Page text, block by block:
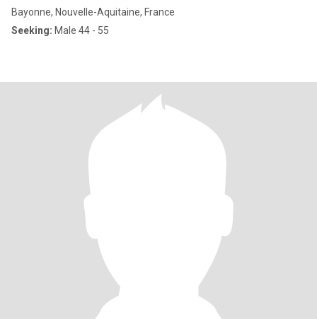
Bayonne, Nouvelle-Aquitaine, France
Seeking: Male 44 - 55